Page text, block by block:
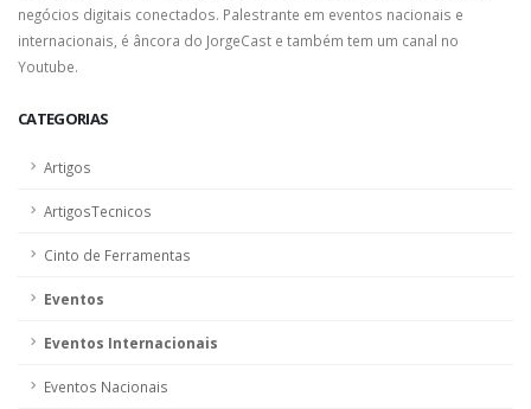
CATEGORIAS
Artigos
ArtigosTecnicos
Cinto de Ferramentas
Eventos
Eventos Internacionais
Eventos Nacionais
negócios digitais conectados. Palestrante em eventos nacionais e
internacionais, é âncora do JorgeCast e também tem um canal no
Youtube.